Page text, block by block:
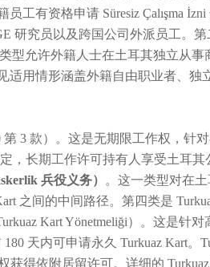
工有资格申请 Süresiz Çalışma
究员以及跨国公司外派员工。第
型允许外籍人士在土耳其独立从
适用情形涵盖外籍自由职业者、独
第 3 款）。这是无期限工作权，针
，长期工作许可持有人享受土耳其
兵役义务）
。这一类型对在
之间的中间路径。第四类是
Kart Yönetmeliği）。这是针
天内可申请永久 Turkuaz Kart。
获得依附居留许可。详细的